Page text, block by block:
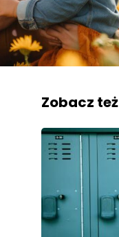
Zobacz też